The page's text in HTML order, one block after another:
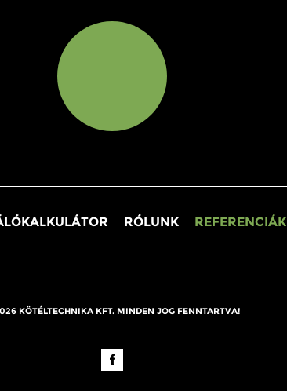
RÓLUNK REFERENCIÁK
KÖTÉLTECHNIKA KFT. MINDEN JOG FENNTARTVA!